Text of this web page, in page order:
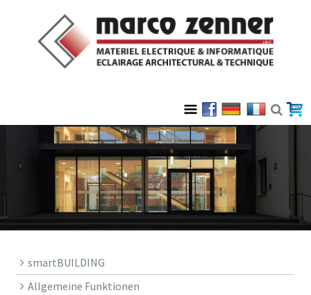
smartBUILDING
Allgemeine Funktionen